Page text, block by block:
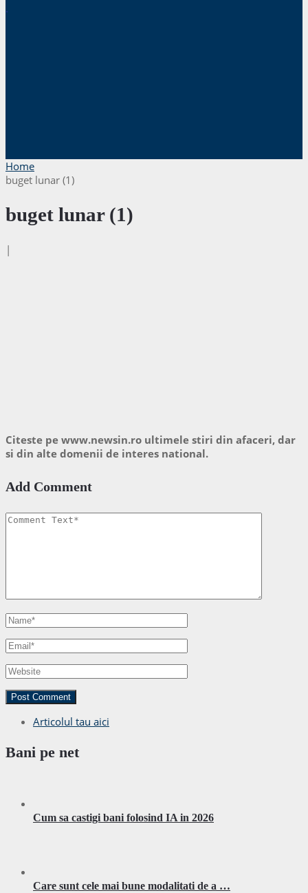
.
Home
buget lunar (1)
buget lunar (1)
|
Citeste pe www.newsin.ro ultimele stiri din afaceri, dar
si din alte domenii de interes national.
Add Comment
Articolul tau aici
Bani pe net
Cum sa castigi bani folosind IA in 2026
Care sunt cele mai bune modalitati de a …